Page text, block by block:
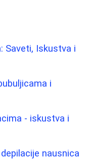
Saveti, Iskustva i
i
- iskustva i
nausnica